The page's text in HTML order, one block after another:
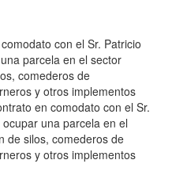
con el Sr. Patricio
parcela en el sector
comederos de
y otros implementos
en comodato con el Sr.
una parcela en el
de silos, comederos de
y otros implementos